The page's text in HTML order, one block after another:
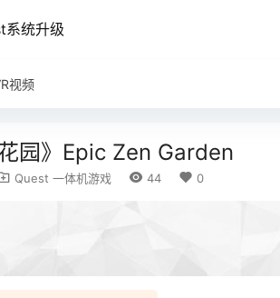
系统升级
视频
园》Epic Zen Garden
Quest 一体机游戏 44 0